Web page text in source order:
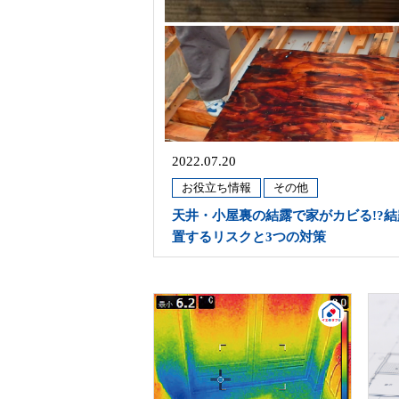
2022.07.20
お役立ち情報 その他
天井・小屋裏の結露で家がカビる!?
置するリスクと3つの対策